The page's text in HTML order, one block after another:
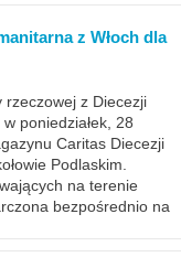
z Włoch dla
z Diecezji
poniedziałek, 28
Caritas Diecezji
Podlaskim.
na terenie
bezpośrednio na